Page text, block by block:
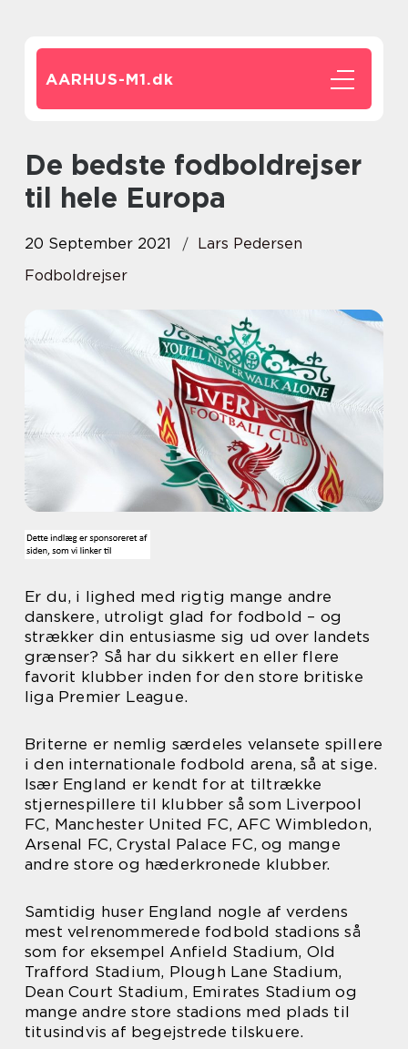
AARHUS-M1.dk
De bedste fodboldrejser
til hele Europa
20 September 2021
Lars Pedersen
Fodboldrejser
Er du, i lighed med rigtig mange andre
danskere, utroligt glad for fodbold – og
strækker din entusiasme sig ud over landets
grænser? Så har du sikkert en eller flere
favorit klubber inden for den store britiske
liga Premier League.
Briterne er nemlig særdeles velansete spillere
i den internationale fodbold arena, så at sige.
Især England er kendt for at tiltrække
stjernespillere til klubber så som Liverpool
FC, Manchester United FC, AFC Wimbledon,
Arsenal FC, Crystal Palace FC, og mange
andre store og hæderkronede klubber.
Samtidig huser England nogle af verdens
mest velrenommerede fodbold stadions så
som for eksempel Anfield Stadium, Old
Trafford Stadium, Plough Lane Stadium,
Dean Court Stadium, Emirates Stadium og
mange andre store stadions med plads til
titusindvis af begejstrede tilskuere.